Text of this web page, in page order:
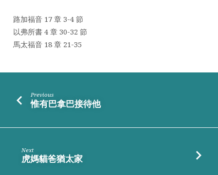
路加福音 17 章 3-4 節
以弗所書 4 章 30-32 節
馬太福音 18 章 21-35
Previous
惟有巴拿巴接待他
Next
虎媽貓爸猶太家